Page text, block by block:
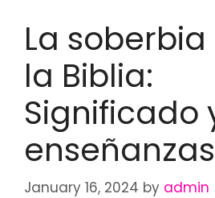
La
la Biblia:
Significado
January 16, 2024 by admin